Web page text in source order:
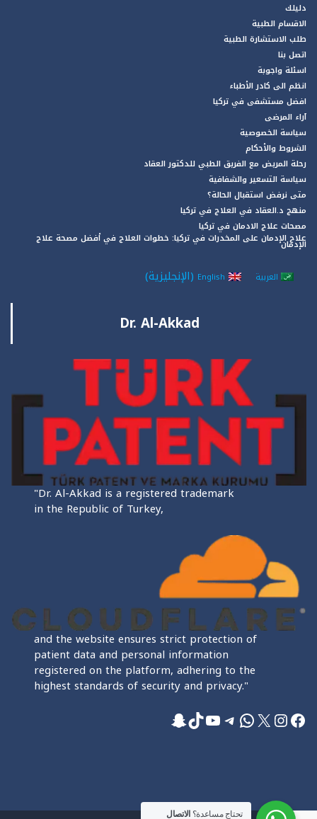
دليلك
الاقسام الطبية
طلب الاستشارة الطبية
اتصل بنا
اسئلة واجوبة
انظم الى كادر الأطباء
افضل مستشفى في تركيا
آراء المرضى
سياسة الخصوصية
الشروط والأحكام
رحلة المريض مع الفريق الطبي للدكتور العقاد
سياسة التسعير والشفافية
متى نرفض استقبال الحالة؟
منهج د.العقاد في العلاج في تركيا
مصحات علاج الادمان في تركيا
علاج الإدمان على المخدرات في تركيا: خطوات العلاج في أفضل مصحة علاج
الإدمان
العربية English
(الإنجليزية)
Dr. Al-Akkad
"Dr. Al-Akkad is a registered trademark
in the Republic of Turkey,
and the website ensures strict protection of
patient data and personal information
registered on the platform, adhering to the
highest standards of security and privacy."
فيسبوك
إنستجرام
إكسواتساب
تيليجرام
يوتيوب
تيك توك
سناب شات
تحتاج مساعدة؟ الاتصال